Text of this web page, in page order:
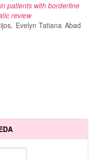
patients with borderline
review
Evelyn Tatiana Abad